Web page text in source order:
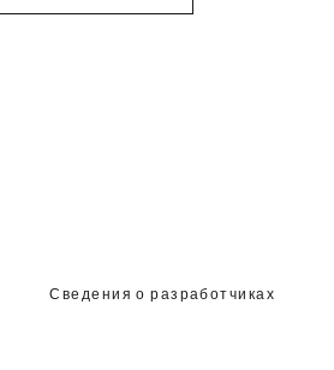
Сведения о разработчиках